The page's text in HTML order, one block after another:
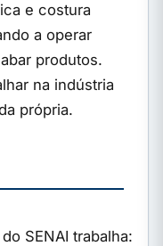
e costura
a operar
produtos.
na indústria
própria.
SENAI trabalha: